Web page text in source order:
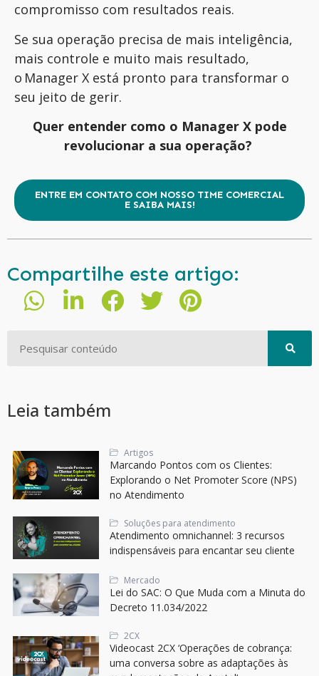
compromisso com resultados reais.
Se sua operação precisa de mais inteligência,
mais controle e muito mais resultado,
o Manager X está pronto para transformar o
seu jeito de gerir.
Quer entender como o Manager X pode
revolucionar a sua operação?
ENTRE EM CONTATO COM NOSSO TIME COMERCIAL
E SAIBA MAIS!
Compartilhe este artigo:
Leia também
Artigos
Marcando Pontos com os Clientes:
Explorando o Net Promoter Score (NPS)
no Atendimento
Soluções para atendimento
Atendimento omnichannel: 3 recursos
indispensáveis para encantar seu cliente
Mercado
Lei do SAC: O Que Muda com a Minuta do
Decreto 11.034/2022
2CX
Videocast 2CX ‘Operações de cobrança:
uma conversa sobre as adaptações às